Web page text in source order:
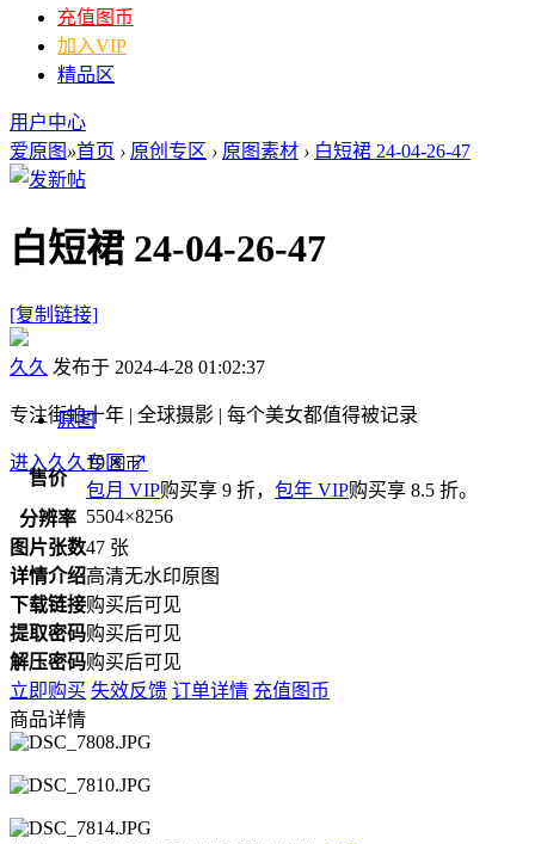
充值图币
加入VIP
精品区
用户中心
爱原图 »首页 › 原创专区 › 原图素材 › 白短裙 24-04-26-47
白短裙 24-04-26-47
[复制链接]
久久 发布于 2024-4-28 01:02:37
专注街拍十年 | 全球摄影 | 每个美女都值得被记录
进入久久专区↗
原图
售价
19图币
包月 VIP购买享 9 折， 包年 VIP购买享 8.5 折。
分辨率 5504×8256
图片张数47 张
详情介绍高清无水印原图
下载链接购买后可见
提取密码购买后可见
解压密码购买后可见
立即购买 失效反馈 订单详情 充值图币
商品详情